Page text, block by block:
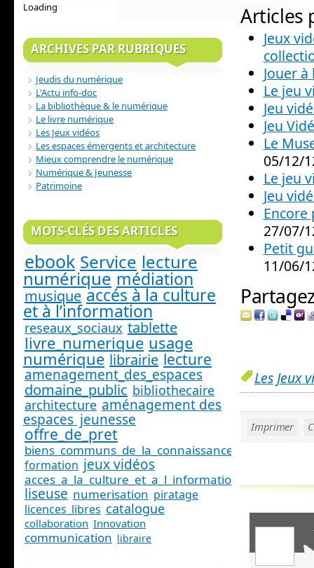
Articles
Jeux
Jouer à
Le jeu
Jeu
Jeu
Le
05/12/
Le jeu
Jeu
Encore
27/07/
Petit
11/06/
Les Jeux
Imprimer
Loading
ARCHIVES PAR RUBRIQUES
Jeudis du numérique
L'Actu info-doc
La bibliothèque & le numérique
Le livre numérique
Les Jeux vidéos
Les espaces émergents et architecture
Mieux comprendre le numérique
Numérique & Jeunesse
Patrimoine
MOTS-CLÉS DES ARTICLES
ebook Service lecture
numérique médiation
musique accés à la culture
et à l’information
reseaux_sociaux tablette
livre_numerique usage
numérique librairie lecture
amenagement_des_espaces
domaine_public bibliothecaire
architecture aménagement des
espaces jeunesse
offre_de_pret
biens_communs_de_la_connaissance
formation jeux vidéos
acces_a_la_culture_et_a_l_information_
liseuse numerisation piratage
licences_libres catalogue
collaboration Innovation
communication libraire